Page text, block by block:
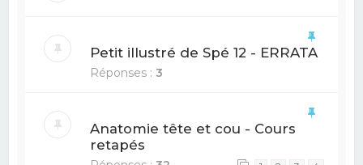
Petit illustré de Spé 12 - ERRATA
Réponses :3
Anatomie tête et cou - Cours
retapés